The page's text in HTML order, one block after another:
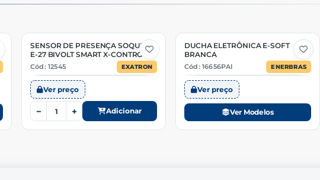
SENSOR DE PRESENÇA SOQUETE
E-27 BIVOLT SMART X-CONTROL
Cód: 12545 EXATRON
Ver preço
− + Adicionar
2 Opções
DUCHA ELETRÔNICA E-SOFT
BRANCA
Cód: 16656PAI ENERBRAS
Ver preço
Ver Modelos